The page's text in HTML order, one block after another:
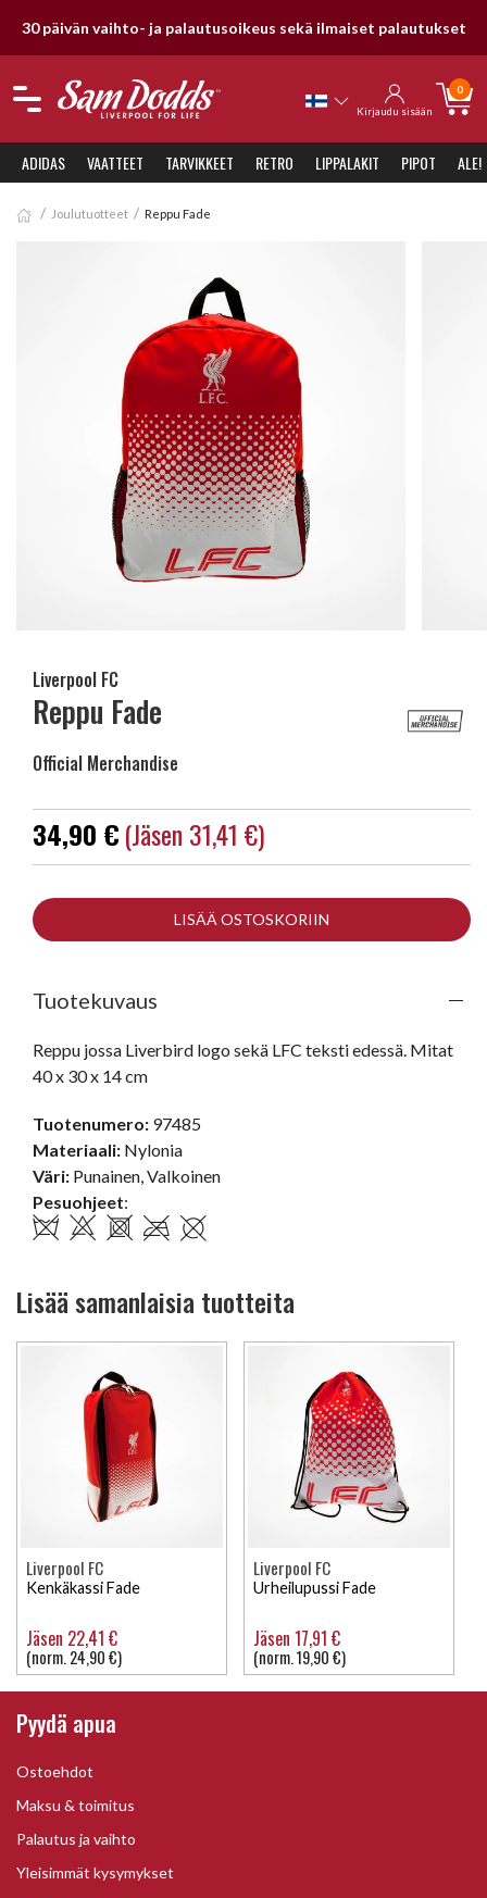
30 päivän vaihto- ja palautusoikeus sekä ilmaiset palautukset
Kirjaudu sisään
0
ADIDAS VAATTEET TARVIKKEET RETRO LIPPALAKIT PIPOT ALE!
Joulutuotteet Reppu Fade
Liverpool FC
Reppu Fade
Official Merchandise
34,90 €(jäsen 31,41 €)
LISÄÄ OSTOSKORIIN
Tuotekuvaus
Reppu jossa Liverbird logo sekä LFC teksti edessä. Mitat
40 x 30 x 14 cm
Tuotenumero: 97485
Materiaali: Nylonia
Väri: Punainen,Valkoinen
Pesuohjeet:
Lisää samanlaisia tuotteita
Liverpool FC
Kenkäkassi Fade
Jäsen 22,41 €
(norm. 24,90 €)
Liverpool FC
Urheilupussi Fade
Jäsen 17,91 €
(norm. 19,90 €)
Pyydä apua
Ostoehdot
Maksu & toimitus
Palautus ja vaihto
Yleisimmät kysymykset